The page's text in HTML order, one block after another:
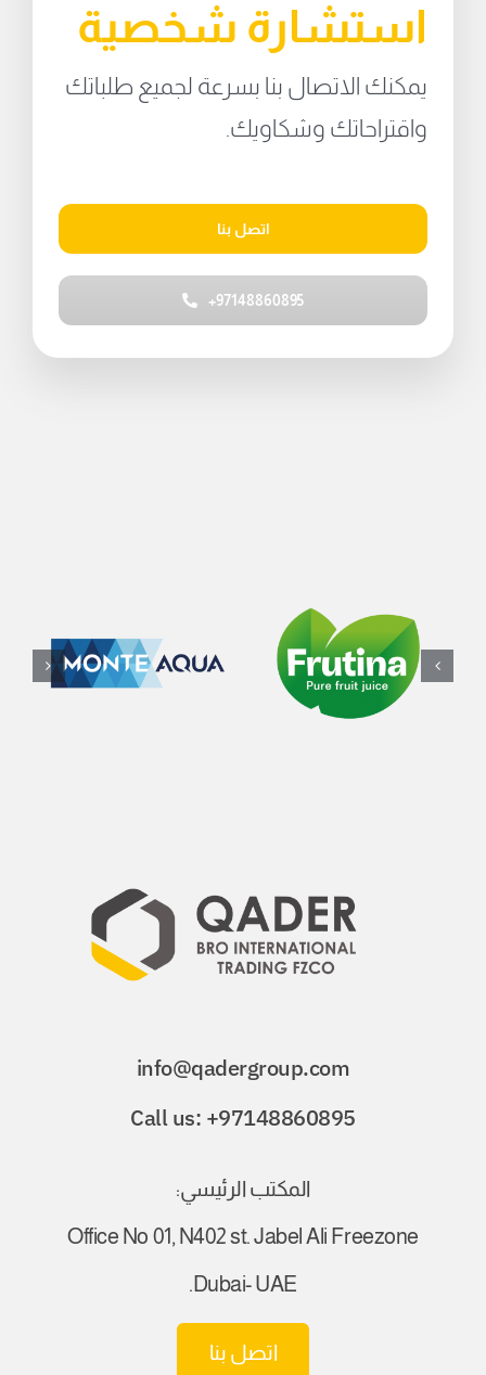
استشارة شخصية
يمكنك الاتصال بنا بسرعة لجميع طلباتك
واقتراحاتك وشكاويك.
اتصل بنا
97148860895+
info@qadergroup.com
Call us: +97148860895
المكتب الرئيسي:
Office No 01, N402 st. Jabel Ali Freezone
Dubai- UAE.
اتصل بنا